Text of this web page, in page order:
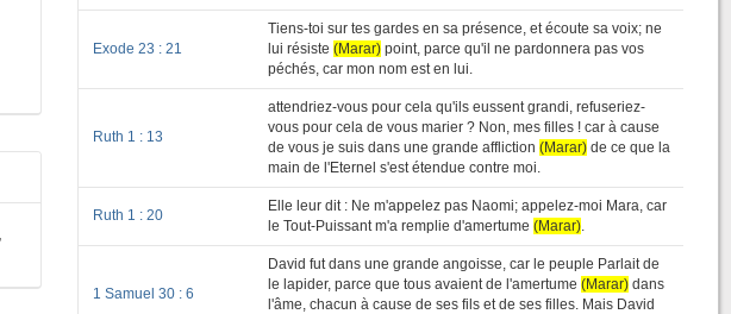
Exode 23 : 21
Tiens-toi sur tes gardes en sa présence, et écoute sa voix; ne
lui résiste (Marar) point, parce qu'il ne pardonnera pas vos
péchés, car mon nom est en lui.
Ruth 1 : 13
attendriez-vous pour cela qu'ils eussent grandi, refuseriez-
vous pour cela de vous marier ? Non, mes filles ! car à cause
de vous je suis dans une grande affliction (Marar) de ce que la
main de l'Eternel s'est étendue contre moi.
Ruth 1 : 20
Elle leur dit : Ne m'appelez pas Naomi; appelez-moi Mara, car
le Tout-Puissant m'a remplie d'amertume (Marar).
1 Samuel 30 : 6
David fut dans une grande angoisse, car le peuple Parlait de
le lapider, parce que tous avaient de l'amertume (Marar) dans
l'âme, chacun à cause de ses fils et de ses filles. Mais David